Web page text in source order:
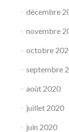
décembre
novembre
octobre
septembre
août 2020
juillet 2020
juin 2020